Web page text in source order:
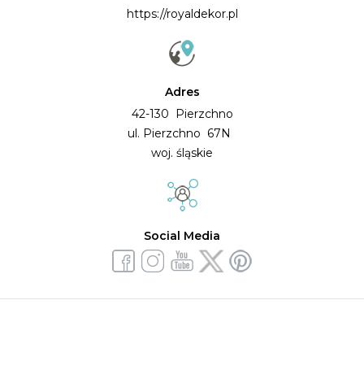
https://royaldekor.pl
Adres
42-130 Pierzchno
ul. Pierzchno 67N
woj. śląskie
Social Media